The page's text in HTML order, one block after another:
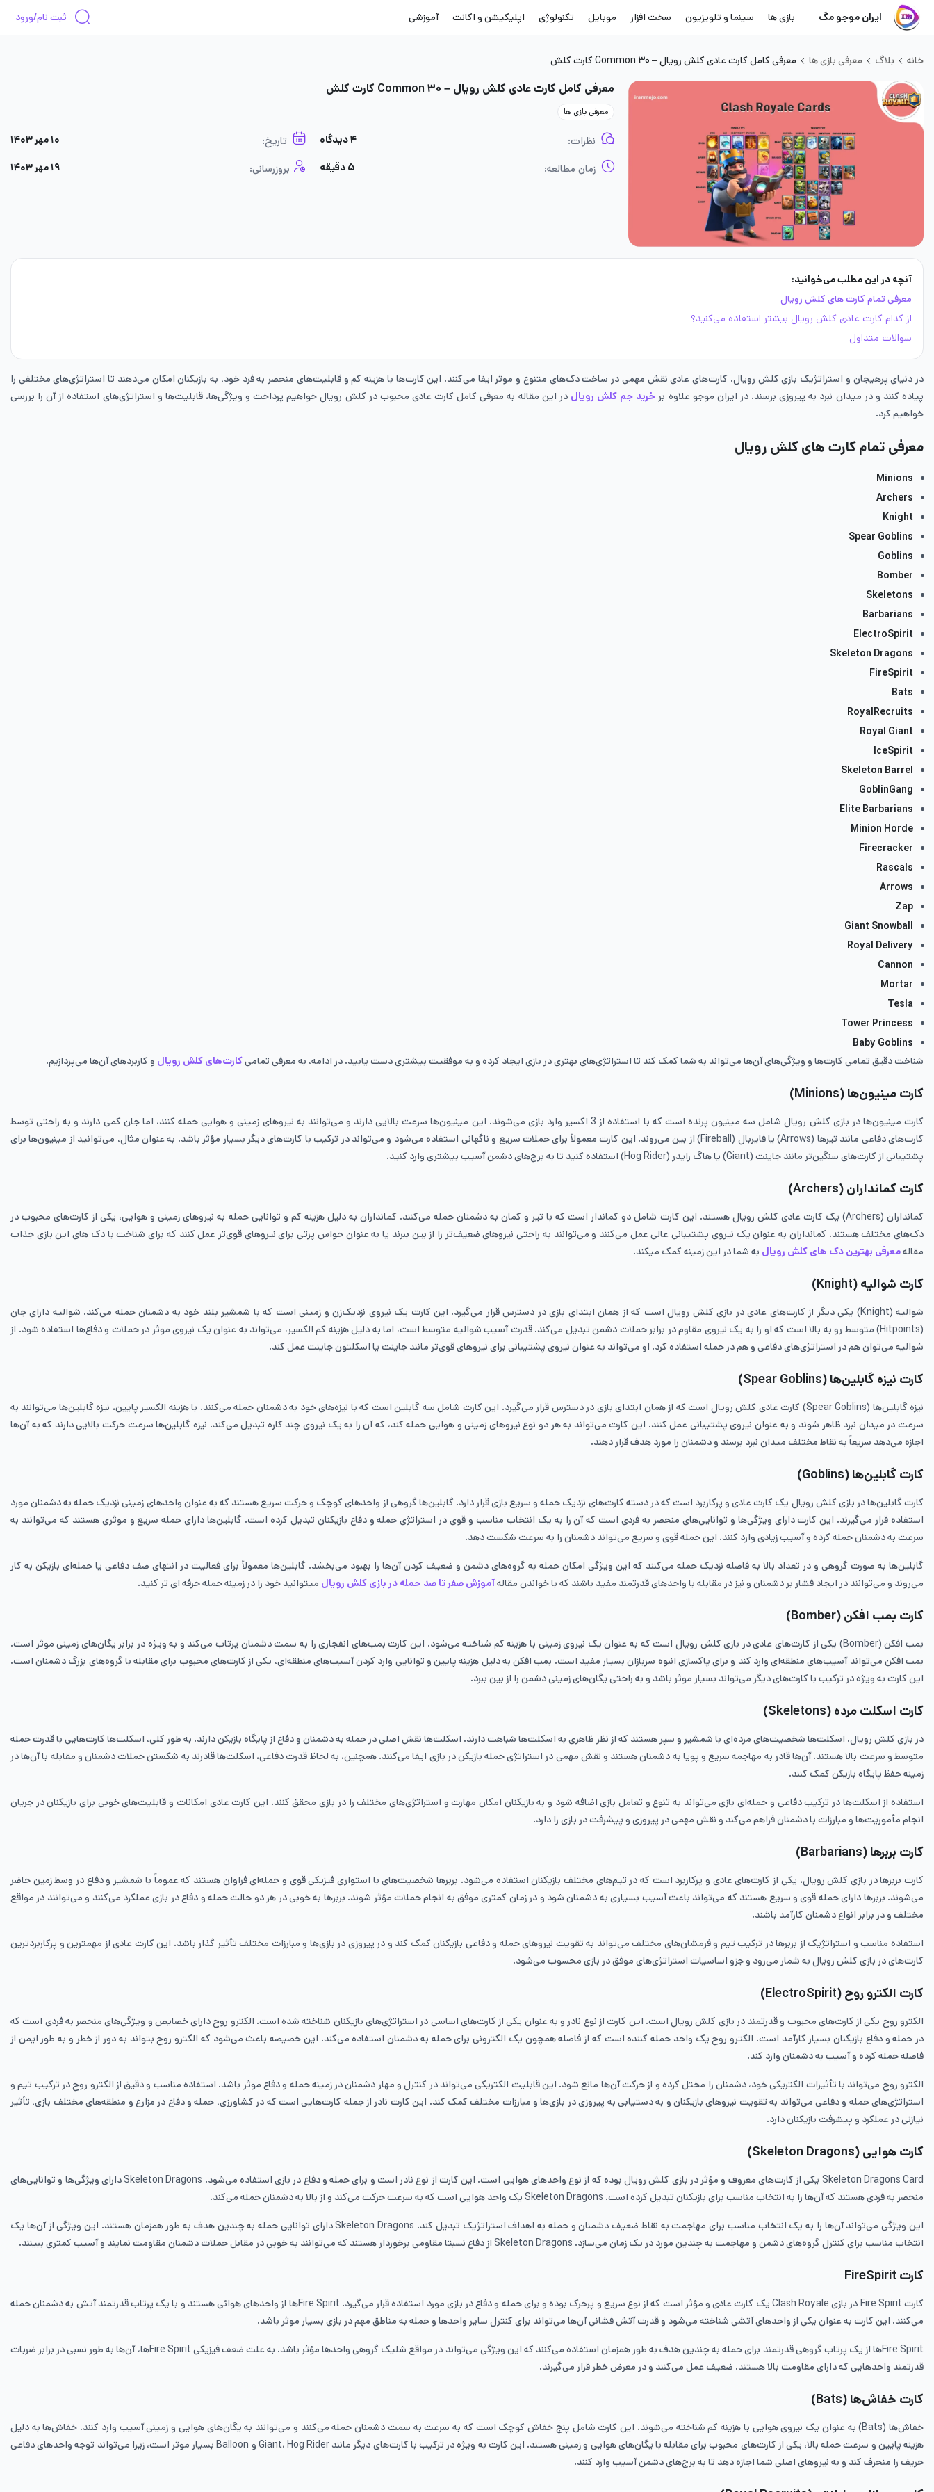
ایران موجو مگ بازی ها سینما و تلویزیون سخت افزار موبایل تکنولوژی اپلیکیشن و اکانت آموزشی ثبت نام/ورود
خانه بلاگ معرفی بازی ها معرفی کامل کارت عادی کلش رویال – ۳۰ Common کارت کلش
معرفی کامل کارت عادی کلش رویال – ۳۰ Common کارت کلش
معرفی بازی ها
نظرات: ۴ دیدگاه تاریخ: ۱۰ مهر ۱۴۰۳
زمان مطالعه: ۵ دقیقه بروزرسانی: ۱۹ مهر ۱۴۰۳
آنچه در این مطلب می‌خوانید:
معرفی تمام کارت های کلش رویال
از کدام کارت عادی کلش رویال بیشتر استفاده می‌کنید؟
سوالات متداول
در دنیای پرهیجان و استراتژیک بازی کلش رویال، کارت‌های عادی نقش مهمی در ساخت دک‌های متنوع و موثر ایفا می‌کنند. این کارت‌ها با هزینه کم و قابلیت‌های منحصر به فرد خود، به بازیکنان امکان می‌دهند تا استراتژی‌های مختلفی را
پیاده کنند و در میدان نبرد به پیروزی برسند. در ایران موجو علاوه بر خرید جم کلش رویال در این مقاله به معرفی کامل کارت‌ عادی محبوب در کلش رویال خواهیم پرداخت و ویژگی‌ها، قابلیت‌ها و استراتژی‌های استفاده از آن را بررسی
خواهیم کرد.
معرفی تمام کارت های کلش رویال
Minions
Archers
Knight
Spear Goblins
Goblins
Bomber
Skeletons
Barbarians
ElectroSpirit
Skeleton Dragons
FireSpirit
Bats
RoyalRecruits
Royal Giant
IceSpirit
Skeleton Barrel
GoblinGang
Elite Barbarians
Minion Horde
Firecracker
Rascals
Arrows
Zap
Giant Snowball
Royal Delivery
Cannon
Mortar
Tesla
Tower Princess
Baby Goblins
شناخت دقیق تمامی کارت‌ها و ویژگی‌های آن‌ها می‌تواند به شما کمک کند تا استراتژی‌های بهتری در بازی ایجاد کرده و به موفقیت بیشتری دست یابید. در ادامه، به معرفی تمامیکارت‌های کلش رویال و کاربردهای آن‌ها می‌پردازیم.
کارت مینیون‌ها (Minions)
کارت مینیون‌ها در بازی کلش رویال شامل سه مینیون پرنده است که با استفاده از 3 اکسیر وارد بازی می‌شوند. این مینیون‌ها سرعت بالایی دارند و می‌توانند به نیروهای زمینی و هوایی حمله کنند، اما جان کمی دارند و به راحتی توسط
کارت‌های دفاعی مانند تیرها (Arrows) یا فایربال (Fireball) از بین می‌روند. این کارت معمولاً برای حملات سریع و ناگهانی استفاده می‌شود و می‌تواند در ترکیب با کارت‌های دیگر بسیار مؤثر باشد. به عنوان مثال، می‌توانید از مینیون‌ها برای
پشتیبانی از کارت‌های سنگین‌تر مانند جاینت (Giant) یا هاگ رایدر (Hog Rider) استفاده کنید تا به برج‌های دشمن آسیب بیشتری وارد کنید.
کارت کمانداران (Archers)
کمانداران (Archers) یک کارت‌ عادی کلش رویال هستند. این کارت شامل دو کماندار است که با تیر و کمان به دشمنان حمله می‌کنند. کمانداران به دلیل هزینه کم و توانایی حمله به نیروهای زمینی و هوایی، یکی از کارت‌های محبوب در
دک‌های مختلف هستند. کمانداران به عنوان یک نیروی پشتیبانی عالی عمل می‌کنند و می‌توانند به راحتی نیروهای ضعیف‌تر را از بین ببرند یا به عنوان حواس ‌پرتی برای نیروهای قوی‌تر عمل کنند که برای شناخت با دک های این بازی جذاب
مقالهمعرفی بهترین دک های کلش رویال به شما در این زمینه کمک میکند.
کارت شوالیه (Knight)
شوالیه (Knight) یکی دیگر از کارت‌های عادی در بازی کلش رویال است که از همان ابتدای بازی در دسترس قرار می‌گیرد. این کارت یک نیروی نزدیک‌زن و زمینی است که با شمشیر بلند خود به دشمنان حمله می‌کند. شوالیه دارای جان
(Hitpoints) متوسط رو به بالا است که او را به یک نیروی مقاوم در برابر حملات دشمن تبدیل می‌کند. قدرت آسیب شوالیه متوسط است، اما به دلیل هزینه کم الکسیر، می‌تواند به عنوان یک نیروی موثر در حملات و دفاع‌ها استفاده شود. از
شوالیه می‌توان هم در استراتژی‌های دفاعی و هم در حمله استفاده کرد. او می‌تواند به عنوان نیروی پشتیبانی برای نیروهای قوی‌تر مانند جاینت یا اسکلتون جاینت عمل کند.
کارت نیزه گابلین‌ها (Spear Goblins)
نیزه گابلین‌ها (Spear Goblins) کارت‌ عادی کلش رویال است که از همان ابتدای بازی در دسترس قرار می‌گیرد. این کارت شامل سه گابلین است که با نیزه‌های خود به دشمنان حمله می‌کنند. با هزینه الکسیر پایین، نیزه گابلین‌ها می‌توانند به
سرعت در میدان نبرد ظاهر شوند و به عنوان نیروی پشتیبانی عمل کنند. این کارت می‌تواند به هر دو نوع نیروهای زمینی و هوایی حمله کند، که آن را به یک نیروی چند کاره تبدیل می‌کند. نیزه گابلین‌ها سرعت حرکت بالایی دارند که به آن‌ها
اجازه می‌دهد سریعاً به نقاط مختلف میدان نبرد برسند و دشمنان را مورد هدف قرار دهند.
کارت گابلین‌ها (Goblins)
کارت گابلین‌ها در بازی کلش رویال یک کارت عادی و پرکاربرد است که در دسته‌ کارت‌های نزدیک حمله و سریع بازی قرار دارد. گابلین‌ها گروهی از واحدهای کوچک و حرکت سریع هستند که به عنوان واحدهای زمینی نزدیک حمله به دشمنان مورد
استفاده قرار می‌گیرند. این کارت دارای ویژگی‌ها و توانایی‌های منحصر به فردی است که آن را به یک انتخاب مناسب و قوی در استراتژی حمله و دفاع بازیکنان تبدیل کرده است. گابلین‌ها دارای حمله سریع و موثری هستند که می‌توانند به
سرعت به دشمنان حمله کرده و آسیب زیادی وارد کنند. این حمله قوی و سریع می‌تواند دشمنان را به سرعت شکست دهد.
گابلین‌ها به صورت گروهی و در تعداد بالا به فاصله نزدیک حمله می‌کنند که این ویژگی امکان حمله به گروه‌های دشمن و ضعیف کردن آن‌ها را بهبود می‌بخشد. گابلین‌ها معمولاً برای فعالیت در انتهای صف دفاعی یا حمله‌ای بازیکن به کار
می‌روند و می‌توانند در ایجاد فشار بر دشمنان و نیز در مقابله با واحدهای قدرتمند مفید باشند که با خواندن مقالهآموزش صفر تا صد حمله در بازی کلش رویال میتوانید خود را در زمینه حمله حرفه ای تر کنید.
کارت بمب افکن (Bomber)
بمب افکن (Bomber) یکی از کارت‌های عادی در بازی کلش رویال است که به عنوان یک نیروی زمینی با هزینه کم شناخته می‌شود. این کارت بمب‌های انفجاری را به سمت دشمنان پرتاب می‌کند و به ویژه در برابر یگان‌های زمینی موثر است.
بمب افکن می‌تواند آسیب‌های منطقه‌ای وارد کند و برای پاکسازی انبوه سربازان بسیار مفید است. بمب افکن به دلیل هزینه پایین و توانایی وارد کردن آسیب‌های منطقه‌ای، یکی از کارت‌های محبوب برای مقابله با گروه‌های بزرگ دشمنان است.
این کارت به ویژه در ترکیب با کارت‌های دیگر می‌تواند بسیار موثر باشد و به راحتی یگان‌های زمینی دشمن را از بین ببرد.
کارت اسکلت مرده (Skeletons)
در بازی کلش رویال، اسکلت‌ها شخصیت‌های مرده‌ای با شمشیر و سپر هستند که از نظر ظاهری به اسکلت‌ها شباهت دارند. اسکلت‌ها نقش اصلی در حمله به دشمنان و دفاع از پایگاه بازیکن دارند. به طور کلی، اسکلت‌ها کارت‌هایی با قدرت حمله
متوسط و سرعت بالا هستند. آن‌ها قادر به مهاجمه سریع و پویا به دشمنان هستند و نقش مهمی در استراتژی حمله بازیکن در بازی ایفا می‌کنند. همچنین، به لحاظ قدرت دفاعی، اسکلت‌ها قادرند به شکستن حملات دشمنان و مقابله با آن‌ها در
زمینه حفظ پایگاه بازیکن کمک کنند.
استفاده از اسکلت‌ها در ترکیب دفاعی و حمله‌ای بازی می‌تواند به تنوع و تعامل بازی اضافه شود و به بازیکنان امکان مهارت و استراتژی‌های مختلف را در بازی محقق کنند. این کارت عادی امکانات و قابلیت‌های خوبی برای بازیکنان در جریان
انجام مأموریت‌ها و مبارزات با دشمنان فراهم می‌کند و نقش مهمی در پیروزی و پیشرفت در بازی را دارد.
کارت بربرها (Barbarians)
کارت بربر‌ها در بازی کلش رویال، یکی از کارت‌های عادی و پرکاربرد است که در تیم‌های مختلف بازیکنان استفاده می‌شود. بربر‌ها شخصیت‌های با استواری فیزیکی قوی و حمله‌ای فراوان هستند که عموماً با شمشیر و دفاع در وسط زمین حاضر
می‌شوند. بربر‌ها دارای حمله قوی و سریع هستند که می‌تواند باعث آسیب بسیاری به دشمنان شود و در زمان کمتری موفق به انجام حملات مؤثر شوند. بربر‌ها به خوبی در هر دو حالت حمله و دفاع در بازی عملکرد می‌کنند و می‌توانند در مواقع
مختلف و در برابر انواع دشمنان کارآمد باشند.
استفاده مناسب و استراتژیک از بربر‌ها در ترکیب تیم و فرمشان‌های مختلف می‌تواند به تقویت نیروهای حمله و دفاعی بازیکنان کمک کند و در پیروزی در بازی‌ها و مبارزات مختلف تأثیر گذار باشد. این کارت عادی از مهمترین و پرکاربردترین
کارت‌های در بازی کلش رویال به شمار می‌رود و جزو اساسیات استراتژی‌های موفق در بازی محسوب می‌شود.
کارت الکترو روح (ElectroSpirit)
الکترو روح یکی از کارت‌های محبوب و قدرتمند در بازی کلش رویال است. این کارت از نوع نادر و به عنوان یکی از کارت‌های اساسی در استراتژی‌های بازیکنان شناخته شده است. الکترو روح دارای خصایص و ویژگی‌های منحصر به فردی است که
در حمله و دفاع بازیکنان بسیار کارآمد است. الکترو روح یک واحد حمله کننده است که از فاصله همچون یک الکترونی برای حمله به دشمنان استفاده می‌کند. این خصیصه باعث می‌شود که الکترو روح بتواند به دور از خطر و به طور ایمن از
فاصله حمله کرده و آسیب به دشمنان وارد کند.
الکترو روح می‌تواند با تأثیرات الکتریکی خود، دشمنان را مختل کرده و از حرکت آن‌ها مانع شود. این قابلیت الکتریکی می‌تواند در کنترل و مهار دشمنان در زمینه حمله و دفاع موثر باشد. استفاده مناسب و دقیق از الکترو روح در ترکیب تیم و
استراتژی‌های حمله و دفاعی می‌تواند به تقویت نیروهای بازیکنان و به دستیابی به پیروزی در بازی‌ها و مبارزات مختلف کمک کند. این کارت نادر از جمله کارت‌هایی است که در کشاورزی، حمله و دفاع در مزارع و منطقه‌های مختلف بازی، تأثیر
نیازنی در عملکرد و پیشرفت بازیکنان دارد.
کارت هوایی (Skeleton Dragons)
Skeleton Dragons Card یکی از کارت‌های معروف و مؤثر در بازی کلش رویال بوده که از نوع واحدهای هوایی است. این کارت از نوع نادر است و برای حمله و دفاع در بازی استفاده می‌شود. Skeleton Dragons دارای ویژگی‌ها و توانایی‌های
منحصر به فردی هستند که آن‌ها را به انتخاب مناسب برای بازیکنان تبدیل کرده است. Skeleton Dragons یک واحد هوایی است که به سرعت حرکت می‌کند و از بالا به دشمنان حمله می‌کند.
این ویژگی می‌تواند آن‌ها را به یک انتخاب مناسب برای مهاجمت به نقاط ضعیف دشمنان و حمله به اهداف استراتژیک تبدیل کند. Skeleton Dragons دارای توانایی حمله به چندین هدف به طور همزمان هستند. این ویژگی از آن‌ها یک
انتخاب مناسب برای کنترل گروه‌های دشمن و مهاجمت به چندین مورد در یک زمان می‌سازد. Skeleton Dragons از دفاع نسبتا مقاومی برخوردار هستند که می‌توانند به خوبی در مقابل حملات دشمنان مقاومت نمایند و آسیب کمتری ببینند.
کارت FireSpirit
کارت Fire Spirit در بازی Clash Royale یک کارت عادی و مؤثر است که از نوع سریع و پرحرک بوده و برای حمله و دفاع در بازی مورد استفاده قرار می‌گیرد. Fire Spirit‌ها از واحدهای هوائی هستند و با یک پرتاب قدرتمند آتش به دشمنان حمله
می‌کنند. این کارت به عنوان یکی از واحدهای آتشی شناخته می‌شود و قدرت آتش ‌فشانی آن‌ها می‌تواند برای کنترل سایر واحدها و حمله به مناطق مهم در بازی بسیار موثر باشد.
Fire Spirit‌ها از یک پرتاب گروهی قدرتمند برای حمله به چندین هدف به طور همزمان استفاده می‌کنند که این ویژگی می‌تواند در مواقع شلیک گروهی واحدها مؤثر باشد. به علت ضعف فیزیکی Fire Spirit‌ها، آن‌ها به طور نسبی در برابر ضربات
قدرتمند واحدهایی که دارای مقاومت بالا هستند، ضعیف عمل می‌کنند و در معرض خطر قرار می‌گیرند.
کارت خفاش‌ها (Bats)
خفاش‌ها (Bats) به عنوان یک نیروی هوایی با هزینه کم شناخته می‌شوند. این کارت شامل پنج خفاش کوچک است که به سرعت به سمت دشمنان حمله می‌کنند و می‌توانند به یگان‌های هوایی و زمینی آسیب وارد کنند. خفاش‌ها به دلیل
هزینه پایین و سرعت حمله بالا، یکی از کارت‌های محبوب برای مقابله با یگان‌های هوایی و زمینی هستند. این کارت به ویژه در ترکیب با کارت‌های دیگر مانند Giant، Hog Rider و Balloon بسیار موثر است، زیرا می‌تواند توجه واحدهای دفاعی
حریف را منحرف کند و به نیروهای اصلی شما اجازه دهد تا به برج‌های دشمن آسیب وارد کنند.